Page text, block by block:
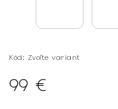
Kód: Zvoľte variant
99 €